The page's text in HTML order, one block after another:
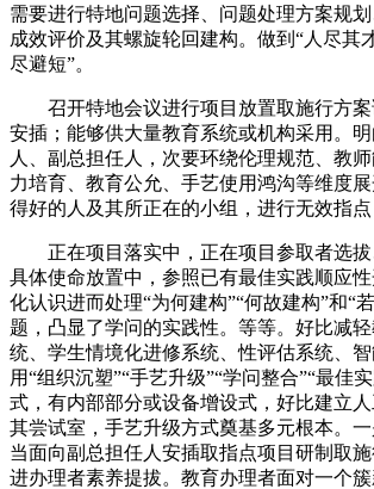
需要进行特地问题选择、问题处理方案规
成效评价及其螺旋轮回建构。做到“人尽其
尽避短”。
召开特地会议进行项目放置取施行方案
安插；能够供大量教育系统或机构采用。
人、副总担任人，次要环绕伦理规范、教
力培育、教育公允、手艺使用鸿沟等维度
得好的人及其所正在的小组，进行无效指点
正在项目落实中，正在项目参取者选拔
具体使命放置中，参照已有最佳实践顺应
化认识进而处理“为何建构”“何故建构”和“
题，凸显了学问的实践性。等等。好比减
统、学生情境化进修系统、性评估系统、
用“组织沉塑”“手艺升级”“学问整合”“最佳
式，有内部部分或设备增设式，好比建立
其尝试室，手艺升级方式奠基多元根本。
当面向副总担任人安插取指点项目研制取
进办理者素养提拔。教育办理者面对一个